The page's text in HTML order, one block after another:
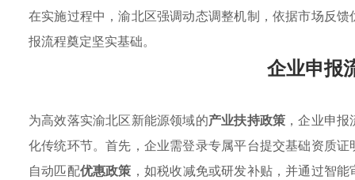
在实施过程中，渝北区强调动态调整机制，依据市场反
报流程奠定坚实基础。
企业申报
为高效落实渝北区新能源领域的产业扶持政策 ，企业申
化传统环节。首先，企业需登录专属平台提交基础资质
自动匹配优惠政策 ，如税收减免或研发补贴，并通过智